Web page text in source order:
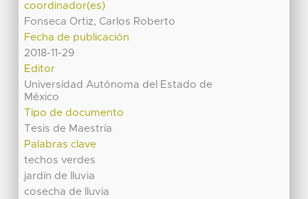
coordinador(es)
Fonseca Ortiz, Carlos Roberto
Fecha de publicación
2018-11-29
Editor
Universidad Autónoma del Estado de
México
Tipo de documento
Tesis de Maestría
Palabras clave
techos verdes
jardín de lluvia
cosecha de lluvia